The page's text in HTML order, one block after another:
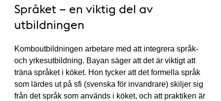
Språket – en viktig del av
utbildningen
Komboutbildningen arbetare med att integrera språk-
och yrkesutbildning. Bayan säger att det är viktigt att
träna språket i köket. Hon tycker att det formella språk
som lärdes ut på sfi (svenska för invandrare) skiljer sig
från det språk som används i köket, och att praktiken är